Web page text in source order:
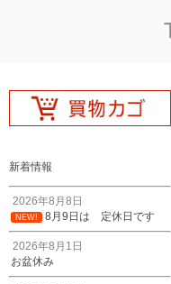
新着情報
2026年8月8日
NEW! 8月9日は 定休日です
2026年8月1日
お盆休み